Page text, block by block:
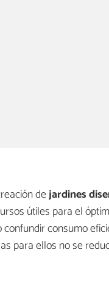
dejardines
útiles para el
consumo
para ellos no se